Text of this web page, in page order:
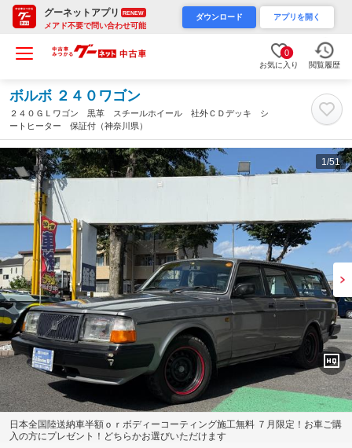
グーネットアプリ RENEW
メアド不要で問い合わせ可能
ダウンロード アプリを開く
0
お気に入り 閲覧履歴
ボルボ ２４０ワゴン
２４０ＧＬワゴン 黒革 スチールホイール 社外ＣＤデッキ シ
ートヒーター 保証付（神奈川県）
1 /51
日本全国陸送納車半額ｏｒボディーコーティング施工無料 ７月限定！お車ご購
入の方にプレゼント！どちらかお選びいただけます